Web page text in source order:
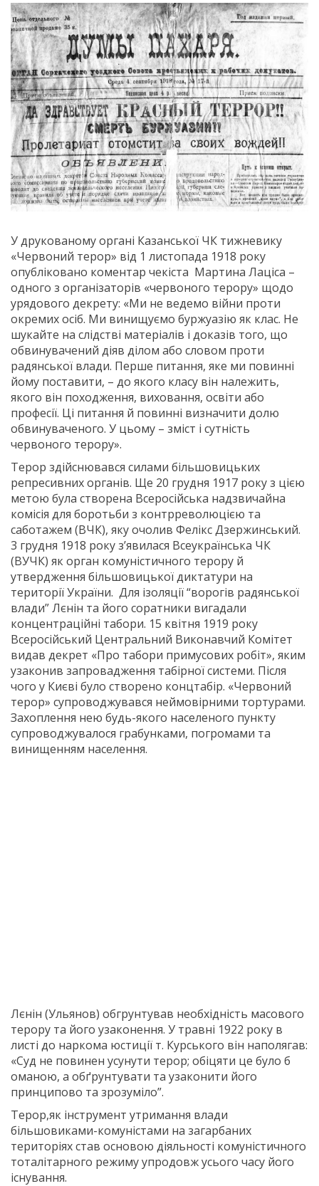
У друкованому органі Казанської ЧК тижневику
«Червоний терор» від 1 листопада 1918 року
опубліковано коментар чекіста Мартина Лаціса –
одного з організаторів «червоного терору» щодо
урядового декрету: «Ми не ведемо війни проти
окремих осіб. Ми винищуємо буржуазію як клас. Не
шукайте на слідстві матеріалів і доказів того, що
обвинувачений діяв ділом або словом проти
радянської влади. Перше питання, яке ми повинні
йому поставити, – до якого класу він належить,
якого він походження, виховання, освіти або
професії. Ці питання й повинні визначити долю
обвинуваченого. У цьому – зміст і сутність
червоного терору».
Терор здійснювався силами більшовицьких
репресивних органів. Ще 20 грудня 1917 року з цією
метою була створена Всеросійська надзвичайна
комісія для боротьби з контрреволюцією та
саботажем (ВЧК), яку очолив Фелікс Дзержинський.
3 грудня 1918 року з’явилася Всеукраїнська ЧК
(ВУЧК) як орган комуністичного терору й
утвердження більшовицької диктатури на
території України. Для ізоляції “ворогів радянської
влади” Лєнін та його соратники вигадали
концентраційні табори. 15 квітня 1919 року
Всеросійський Центральний Виконавчий Комітет
видав декрет «Про табори примусових робіт», яким
узаконив запровадження табірної системи. Після
чого у Києві було створено концтабір. «Червоний
терор» супроводжувався неймовірними тортурами.
Захоплення нею будь-якого населеного пункту
супроводжувалося грабунками, погромами та
винищенням населення.
Лєнін (Ульянов) обгрунтував необхідність масового
терору та його узаконення. У травні 1922 року в
листі до наркома юстиції т. Курського він наполягав:
«Суд не повинен усунути терор; обіцяти це було б
оманою, а обґрунтувати та узаконити його
принципово та зрозуміло”.
Терор,як інструмент утримання влади
більшовиками-комуністами на загарбаних
територіях став основою діяльності комуністичного
тоталітарного режиму упродовж усього часу його
існування.